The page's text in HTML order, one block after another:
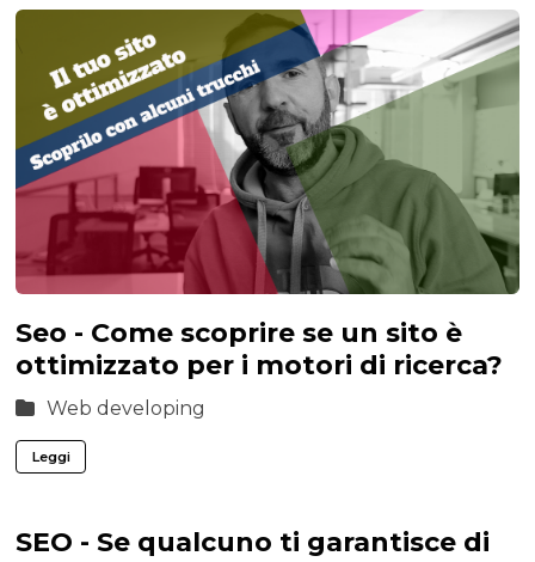
Seo - Come scoprire se un sito è
ottimizzato per i motori di ricerca?
Web developing
Leggi
SEO - Se qualcuno ti garantisce di